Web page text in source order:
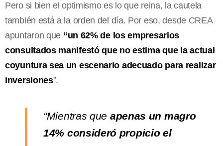
Pero si bien el optimismo es lo que reina, la cautela
también está a la orden del día. Por eso, desde CREA
apuntaron que “un 62% de los empresarios
consultados manifestó que no estima que la actual
coyuntura sea un escenario adecuado para realizar
inversiones”.
“Mientras que apenas un magro
14% consideró propicio el